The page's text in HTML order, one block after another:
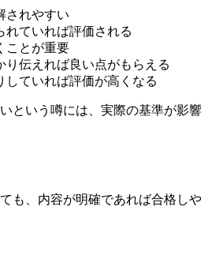
されやすい
れていれば評価される
ことが重要
り伝えれば良い点がもらえる
していれば評価が高くなる
という噂には、実際の基準が影響
も、内容が明確であれば合格しや